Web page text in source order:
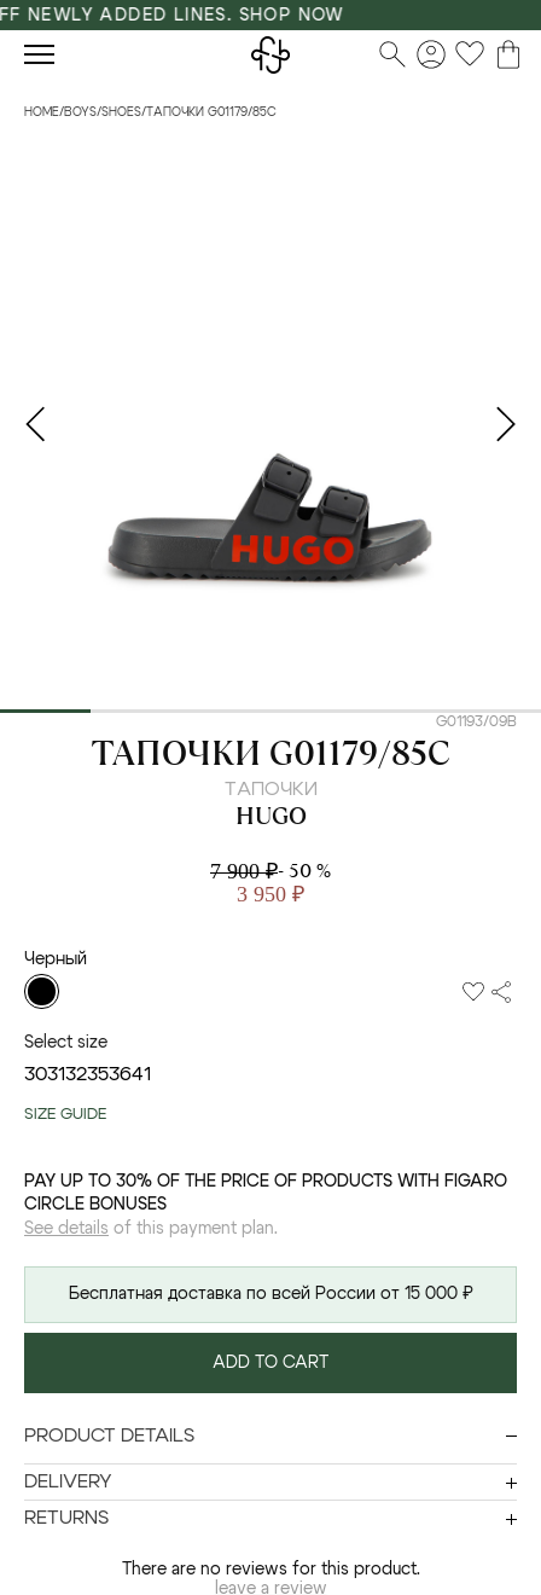
ADDED LINES. SHOP NOW
HOME/BOYS/SHOES/ ТАПОЧКИ G01179/85C
G01193/09B
HUGO
ТАПОЧКИ G01179/85C
ТАПОЧКИ
HUGO
7 900 ₽- 50 %
3 950 ₽
Черный
Select size
303132353641
SIZE GUIDE
PAY UP TO 30% OF THE PRICE OF PRODUCTS WITH FIGARO
CIRCLE BONUSES
See details of this payment plan.
Бесплатная доставка по всей России от 15 000 ₽
ADD TO CART
PRODUCT DETAILS
DELIVERY
RETURNS
There are no reviews for this product.
leave a review